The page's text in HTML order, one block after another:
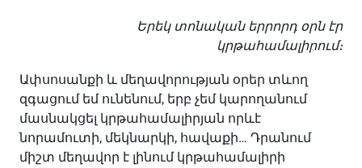
Երեկ տոնական երրորդ օրն էր
կրթահամալիրում։
Ափսոսանքի և մեղավորության օրեր տևող
զգացում եմ ունենում, երբ չեմ կարողանում
մասնակցել կրթահամալիրյան որևէ
նորամուտի, մեկնարկի, հավաքի… Դրանում
միշտ մեղավոր է լինում կրթահամալիրի